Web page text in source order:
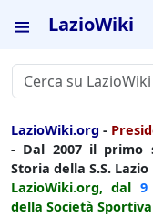
LazioWiki
LazioWiki.org -
- Dal 2007 il primo
Storia della S.S. Lazio
LazioWiki.org, dal 9
della Società